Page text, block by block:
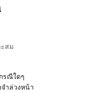
สม
รณีใดๆ
ำล่วงหน้า